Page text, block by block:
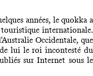
années, le quokka a
touristique internationale.
Occidentale, que
lui le roi incontesté du
sur Internet sous le